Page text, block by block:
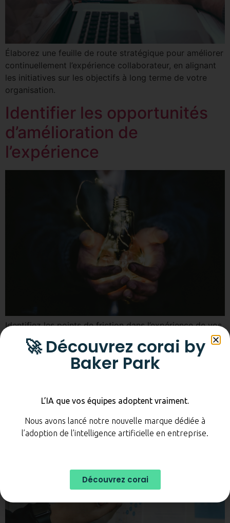
Élaborez une feuille de route stratégique pour améliorer
continuellement l’expérience collaborateur, en alignant
les initiatives sur les objectifs à long terme de votre
organisation.
Identifier les opportunités
d’amélioration de
l’expérience
Identifiez les points de friction dans l’expérience de vos
collaborateurs et mettez en œuvre des solutions pour
les améliorer.
Cartographier votre
expérience collaborateur
(Employee Journey Map)
🚀 Découvrez corai by
Baker Park
L’IA que vos équipes adoptent vraiment.
Nous avons lancé notre nouvelle marque dédiée à
l’adoption de l’intelligence artificielle en entreprise.
Découvrez corai